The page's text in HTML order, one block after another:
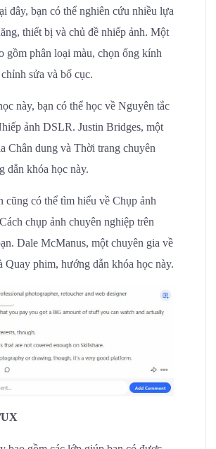
đây, bạn có thể nghiên cứu nhiều lựa
thiết bị và chủ đề nhiếp ảnh. Một
gồm phân loại màu, chọn ống kính
sửa và bố cục.
này, bạn có thể học về Nguyên tắc
ảnh DSLR. Justin Bridges, một
Chân dung và Thời trang chuyên
dẫn khóa học này.
cũng có thể tìm hiểu về Chụp ảnh
chụp ảnh chuyên nghiệp trên
Dale McManus, một chuyên gia về
Quay phim, hướng dẫn khóa học này.